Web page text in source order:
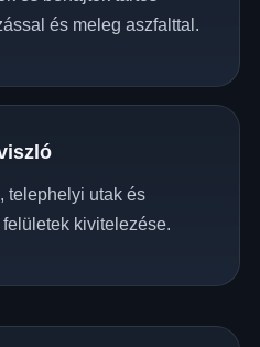
és meleg aszfalttal.
telephelyi utak és
kivitelezése.